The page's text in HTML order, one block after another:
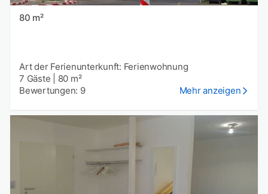
80 m²
Art der Ferienunterkunft: Ferienwohnung
7 Gäste
80 m²
Bewertungen: 9
Mehr anzeigen